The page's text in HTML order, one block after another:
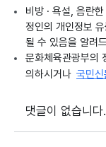
비방 · 욕설, 음란
정인의 개인정보
될 수 있음을 알려
문화체육관광부의
의하시거나 국민신
댓글이 없습니다.